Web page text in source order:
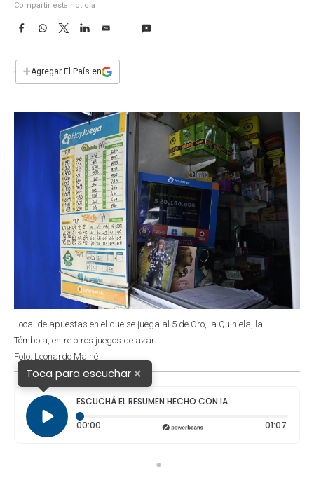
Compartir esta noticia
F
e
b
W
s
T
w
t
L
n
E
i
l
+Agregar El País en
Local de apuestas en el que se juega al 5 de Oro, la Quiniela, la
Tómbola, entre otros juegos de azar.
Foto: Leonardo Mainé
Toca para escuchar×
ESCUCHÁ EL RESUMEN HECHO CON IA
00:00 Tiempo transcurrido: 0 segundos 01:07